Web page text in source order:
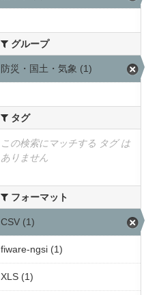
グループ
防災・国土・気象 (1)
タグ
この検索にマッチする タグ は
ありません
フォーマット
CSV (1)
fiware-ngsi (1)
XLS (1)